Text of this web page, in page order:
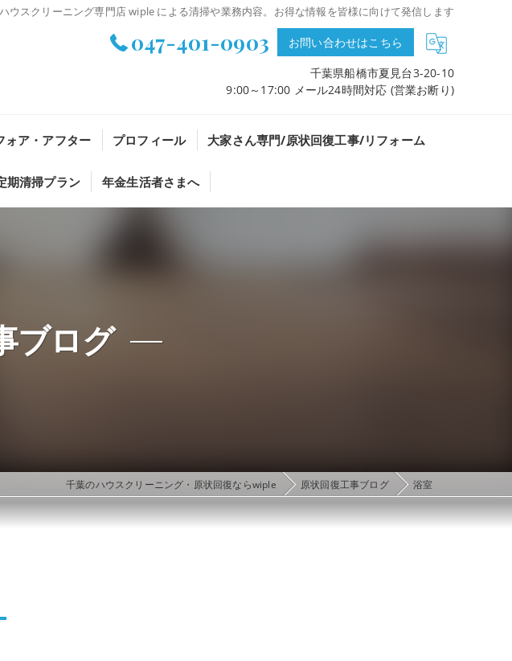
ウスクリーニング専門店 wiple による清掃や業務内容。お得な情報を皆様に向けて発信します
047-401-0903 お問い合わせはこちら
千葉県船橋市夏見台3-20-10
9:00～17:00 メール24時間対応 (営業お断り)
ォア・アフター プロフィール 大家さん専門/原状回復工事/リフォーム
清掃プラン 年金生活者さまへ
ブログ
千葉のハウスクリーニング・原状回復ならwiple 原状回復工事ブログ 浴室